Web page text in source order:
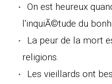
On est heureux
l'inquiÃ©tude du
La peur de la mort
religions.
Les vieillards ont